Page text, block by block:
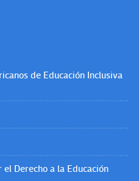
de Educación Inclusiva
Derecho a la Educación